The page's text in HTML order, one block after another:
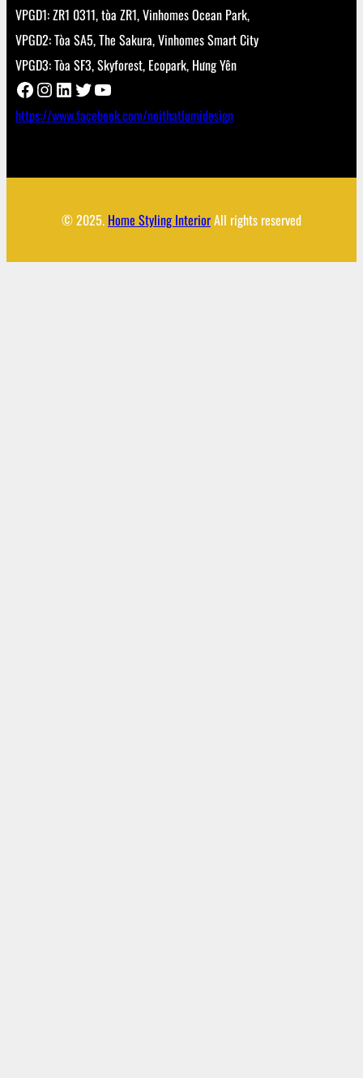
VPGD1: ZR1 0311, tòa ZR1, Vinhomes Ocean Park,
VPGD2: Tòa SA5, The Sakura, Vinhomes Smart City
VPGD3: Tòa SF3, Skyforest, Ecopark, Hưng Yên
Facebook Instagram LinkedIn Twitter YouTube
https://www.facebook.com/noithatlumidesign
© 2025. Home Styling InteriorAll rights reserved